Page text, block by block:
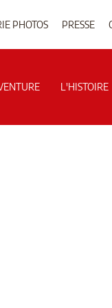
PHOTOS PRESSE
L'HISTOIRE